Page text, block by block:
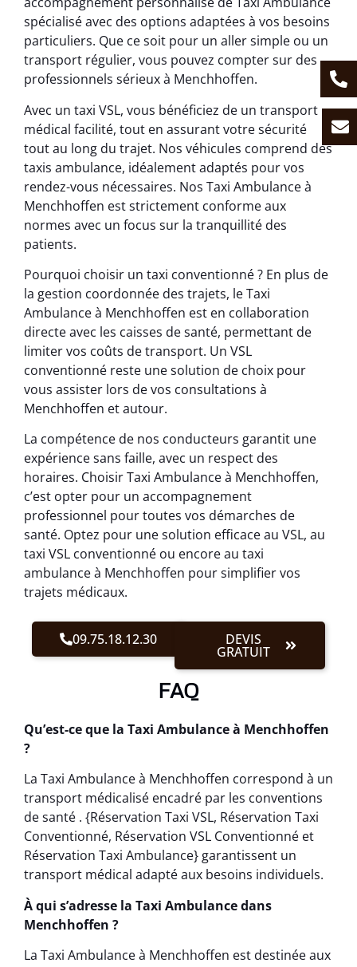
spécialisé avec des options adaptées à vos besoins
particuliers. Que ce soit pour un aller simple ou un
transport régulier, vous pouvez compter sur des
professionnels sérieux à Menchhoffen.
Avec un taxi VSL, vous bénéficiez de un transport
médical facilité, tout en assurant votre sécurité
tout au long du trajet. Nos véhicules comprend des
taxis ambulance, idéalement adaptés pour vos
rendez-vous nécessaires. Nos Taxi Ambulance à
Menchhoffen est strictement conforme aux
normes avec un focus sur la tranquillité des
patients.
Pourquoi choisir un taxi conventionné ? En plus de
la gestion coordonnée des trajets, le Taxi
Ambulance à Menchhoffen est en collaboration
directe avec les caisses de santé, permettant de
limiter vos coûts de transport. Un VSL
conventionné reste une solution de choix pour
vous assister lors de vos consultations à
Menchhoffen et autour.
La compétence de nos conducteurs garantit une
expérience sans faille, avec un respect des
horaires. Choisir Taxi Ambulance à Menchhoffen,
c’est opter pour un accompagnement
professionnel pour toutes vos démarches de
santé. Optez pour une solution efficace au VSL, au
taxi VSL conventionné ou encore au taxi
ambulance à Menchhoffen pour simplifier vos
trajets médicaux.
09.75.18.12.30 DEVIS
GRATUIT
FAQ
Qu’est-ce que la Taxi Ambulance à Menchhoffen
?
La Taxi Ambulance à Menchhoffen correspond à un
transport médicalisé encadré par les conventions
de santé . {Réservation Taxi VSL, Réservation Taxi
Conventionné, Réservation VSL Conventionné et
Réservation Taxi Ambulance} garantissent un
transport médical adapté aux besoins individuels.
À qui s’adresse la Taxi Ambulance dans
Menchhoffen ?
La Taxi Ambulance à Menchhoffen est destinée aux